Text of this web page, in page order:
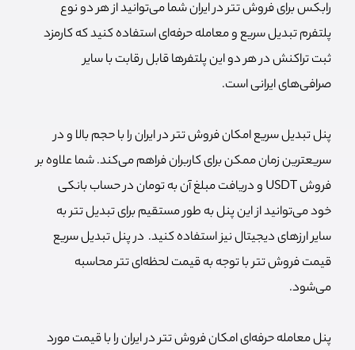
رابکس برای فروش تتر در ایران شما می‌توانید از هر دو نوع
پلتفرم تبدیل سریع و معامله حرفه‌ای استفاده کنید که کارمزد
ثبت تراکنش در هر دو این پلتفر‌ها قابل رقابت با سایر
صرافی‌های ایرانی است.
پنل تبدیل سریع امکان فروش تتر در ایران را با حجم بالا و در
سریعترین زمان ممکن برای کاربران فراهم می‌کند. شما علاوه بر
فروش USDT و دریافت مبلغ آن به تومان در حساب بانکی
خود می‌توانید از این پنل به طور مستقیم برای تبدیل تتر به
سایر ارزهای دیجیتال نیز استفاده کنید. در پنل تبدیل سریع
قیمت فروش تتر با توجه به قیمت لحظه‌ای تتر محاسبه
می‌شود.
پنل معامله حرفه‌ای امکان فروش تتر در ایران را با قیمت مورد